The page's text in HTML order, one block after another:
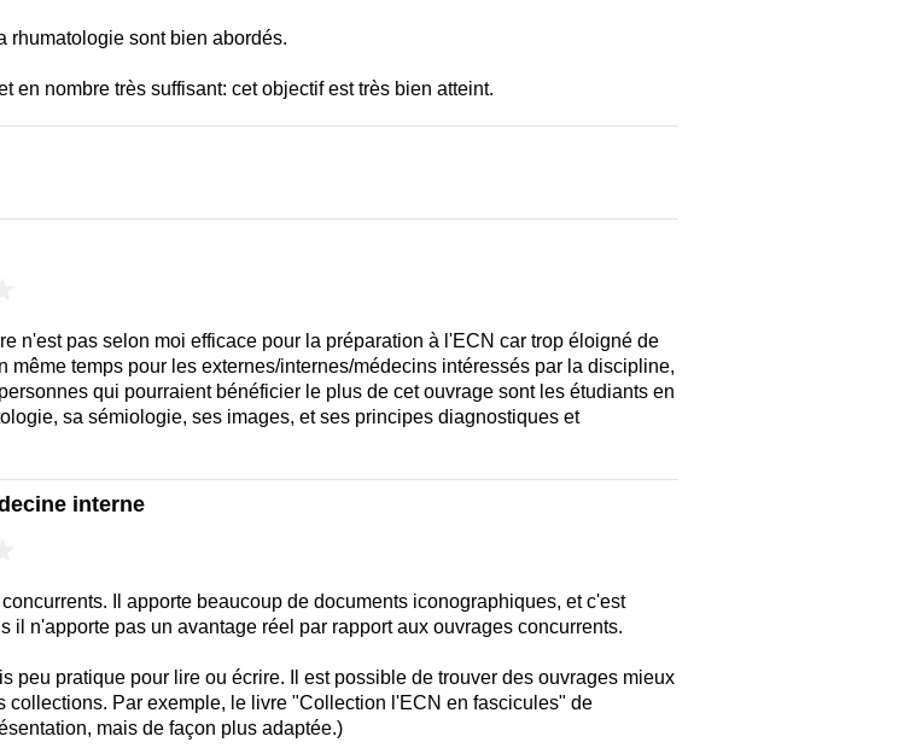
rhumatologie sont bien abordés.
en nombre très suffisant: cet objectif est très bien atteint.
n'est pas selon moi efficace pour la préparation à l'ECN car trop éloigné de
même temps pour les externes/internes/médecins intéressés par la discipline,
qui pourraient bénéficier le plus de cet ouvrage sont les étudiants en
sa sémiologie, ses images, et ses principes diagnostiques et
interne
Il apporte beaucoup de documents iconographiques, et c'est
il n'apporte pas un avantage réel par rapport aux ouvrages concurrents.
peu pratique pour lire ou écrire. Il est possible de trouver des ouvrages mieux
collections. Par exemple, le livre "Collection l'ECN en fascicules" de
mais de façon plus adaptée.)